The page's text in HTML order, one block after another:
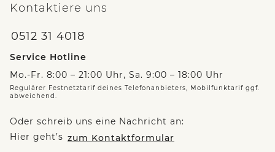
Kontaktiere uns
0512 31 4018
Service Hotline
Mo.-Fr. 8:00 – 21:00 Uhr, Sa. 9:00 – 18:00 Uhr
Regulärer Festnetztarif deines Telefonanbieters, Mobilfunktarif ggf.
abweichend.
Oder schreib uns eine Nachricht an:
Hier geht’s zum Kontaktformular